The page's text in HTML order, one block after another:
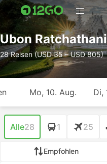
Ubon
28 Reisen (USD 35 – USD 805)
Mo, 10. Aug. Di,
Alle28 1 25
Empfohlen